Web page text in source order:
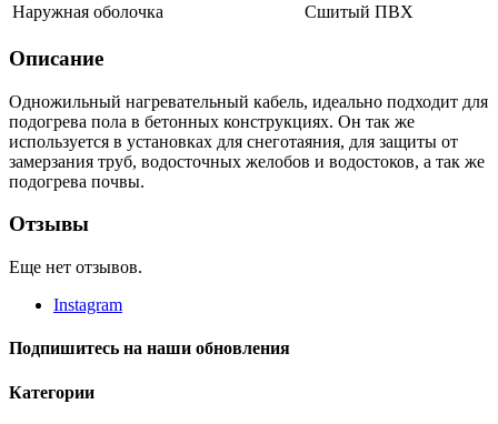
Наружная оболочка
Сшитый ПВХ
Описание
Одножильный нагревательный кабель, идеально подходит для
подогрева пола в бетонных конструкциях. Он так же
используется в установках для снеготаяния, для защиты от
замерзания труб, водосточных желобов и водостоков, а так же
подогрева почвы.
Отзывы
Еще нет отзывов.
Instagram
Подпишитесь на наши обновления
Категории